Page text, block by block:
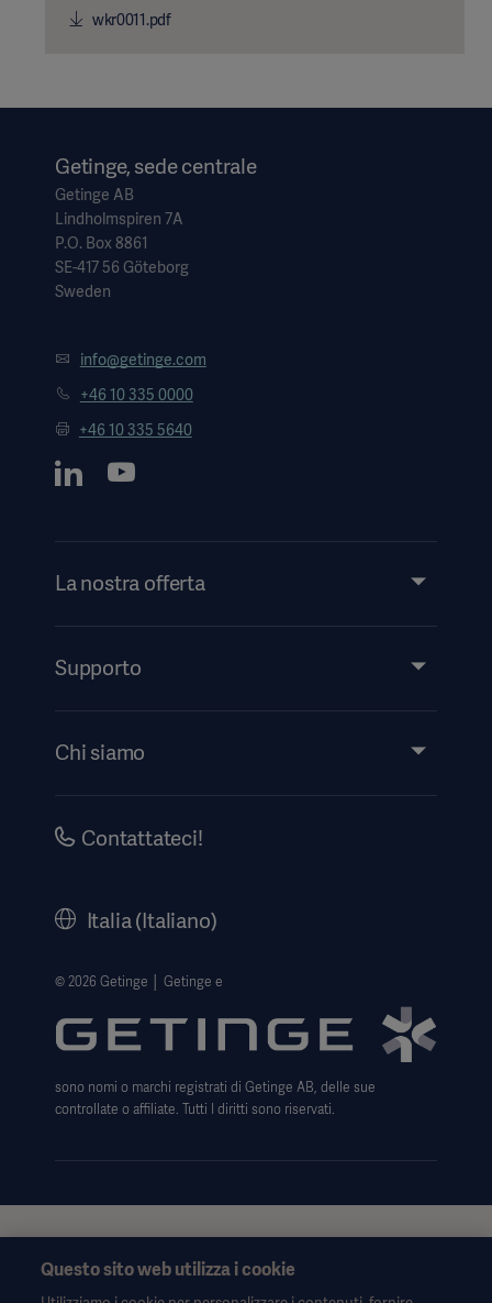
wkr0011.pdf
Getinge, sede centrale
Getinge AB
Lindholmspiren 7A
P.O. Box 8861
SE-417 56 Göteborg
Sweden
info@getinge.com
+46 10 335 0000
+46 10 335 5640
La nostra offerta
Servizi
Supporto
Eventi
Chi siamo
Aviso legale
Data Subject Request Form
Trasparenza
Modello 231
Contattateci!
Italia (Italiano)
© 2026 Getinge │ Getinge e
sono nomi o marchi registrati di Getinge AB, delle sue
controllate o affiliate. Tutti I diritti sono riservati.
sanitari o ad altri professionisti e hanno uno scopo puramente
informativo, non sono esaustive e pertanto non devono essere
Questo sito web utilizza i cookie